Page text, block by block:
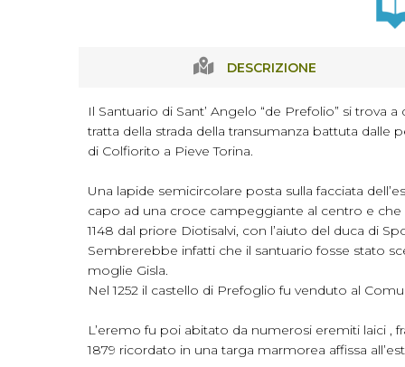
DESCRIZIONE
Il Santuario di Sant’ Angelo “de Prefolio” si
tratta della strada della transumanza battuta dalle
di Colfiorito a Pieve Torina.
Una lapide semicircolare posta sulla facciata
capo ad una croce campeggiante al centro e
1148 dal priore Diotisalvi, con l’aiuto del duca di
Sembrerebbe infatti che il santuario fosse stato
moglie Gisla.
Nel 1252 il castello di Prefoglio fu venduto al
L’eremo fu poi abitato da numerosi eremiti laici ,
1879 ricordato in una targa marmorea affissa